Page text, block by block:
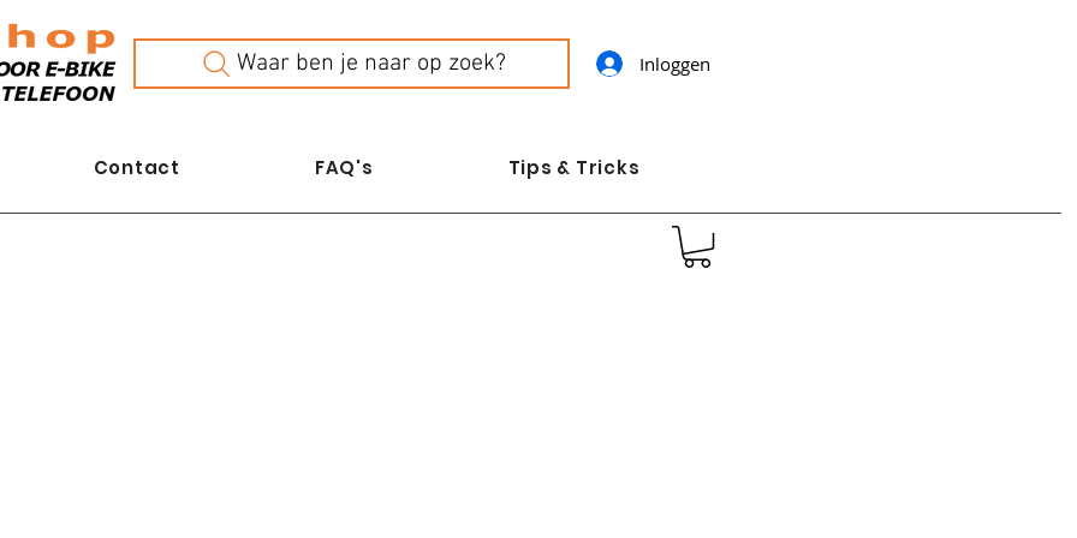
Waar ben je naar op zoek? Inloggen
Contact FAQ's Tips & Tricks